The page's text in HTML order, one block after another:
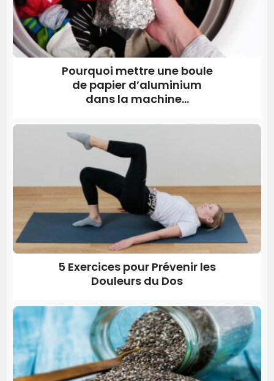
Pourquoi mettre une boule
de papier d’aluminium
dans la machine...
5 Exercices pour Prévenir les
Douleurs du Dos